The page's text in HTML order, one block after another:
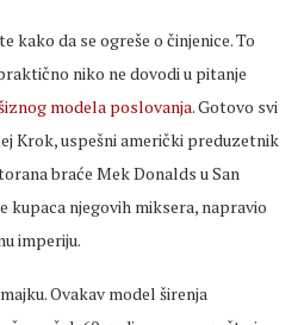
kako da se ogreše o činjenice. To
niko ne dovodi u pitanje
modela poslovanja. Gotovo svi
Krok, uspešni američki preduzetnik
braće Mek Donalds u San
kupaca njegovih miksera, napravio
imperiju.
Ovakav model širenja